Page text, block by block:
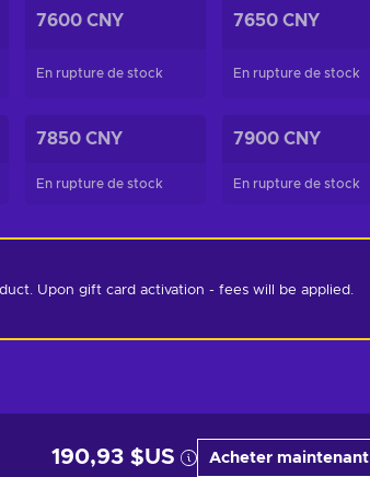
7600 CNY
En rupture de stock
7650 CNY
En rupture de stock
7850 CNY
En rupture de stock
7900 CNY
En rupture de stock
Upon gift card activation - fees will be applied.
190,93 $US Acheter maintenant